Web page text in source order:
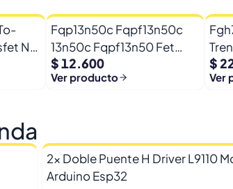
N
Fqp13n50c Fqpf13n50c
13n50c Fqpf13n50 Fet
500v 13a 0,39ohm
$ 12.600
Ver producto
$
Ver
2x Doble Puente H Driver L9110
Arduino Esp32